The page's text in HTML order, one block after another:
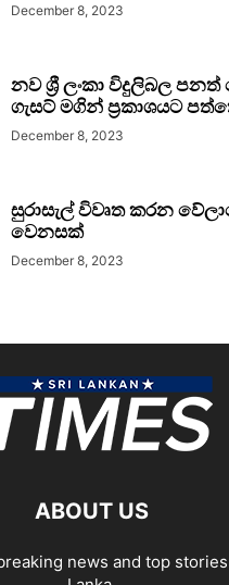
December 8, 2023
නව ශ්‍රී ලංකා විදුලිබල
ගැසට් මගින් ප්‍රකාශයට
December 8, 2023
සුරාසැල් විවෘත කරන
වෙනසක්
December 8, 2023
ABOUT US
news and top